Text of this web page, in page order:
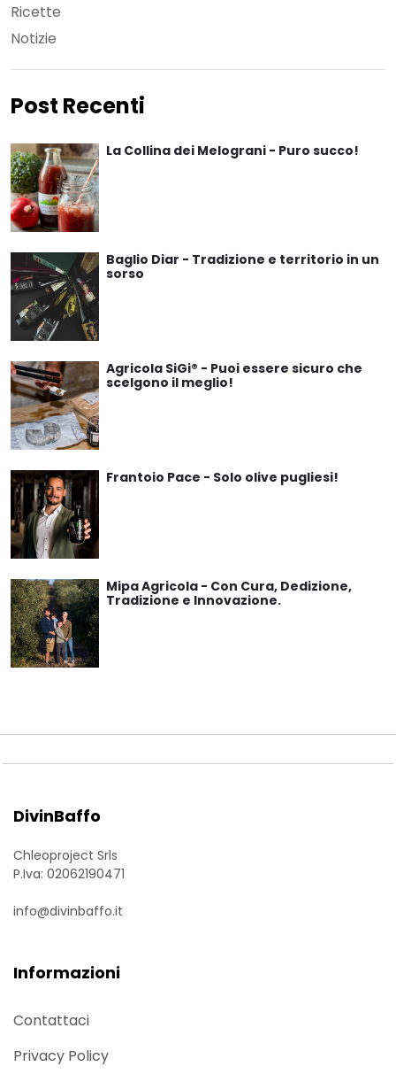
Ricette
Notizie
Post Recenti
La Collina dei Melograni - Puro succo!
Baglio Diar - Tradizione e territorio in un
sorso
Agricola SiGi® - Puoi essere sicuro che
scelgono il meglio!
Frantoio Pace - Solo olive pugliesi!
Mipa Agricola - Con Cura, Dedizione,
Tradizione e Innovazione.
DivinBaffo
Chleoproject Srls
P.Iva: 02062190471
info@divinbaffo.it
Informazioni
Contattaci
Privacy Policy